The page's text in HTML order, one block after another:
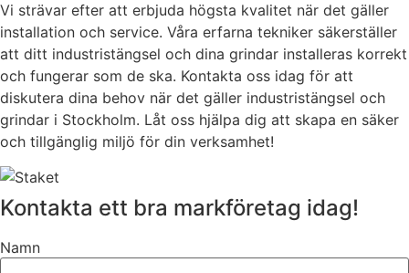
Vi strävar efter att erbjuda högsta kvalitet när det gäller
installation och service. Våra erfarna tekniker säkerställer
att ditt industristängsel och dina grindar installeras korrekt
och fungerar som de ska. Kontakta oss idag för att
diskutera dina behov när det gäller industristängsel och
grindar i Stockholm. Låt oss hjälpa dig att skapa en säker
och tillgänglig miljö för din verksamhet!
Kontakta ett bra markföretag idag!
Namn